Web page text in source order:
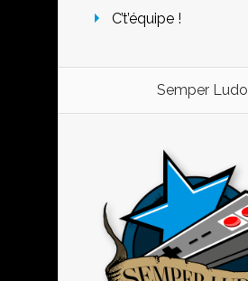
C’t’équipe !
Semper Ludo